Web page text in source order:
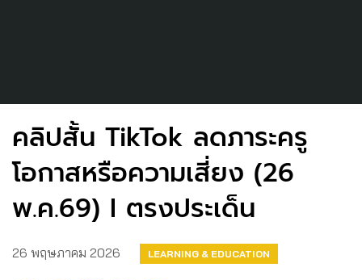
คลิปสั้น TikTok ลดภาระครู
โอกาสหรือความเสี่ยง (26
พ.ค.69) I ตรงประเด็น
26 พฤษภาคม 2026 LEARNING & EDUCATION